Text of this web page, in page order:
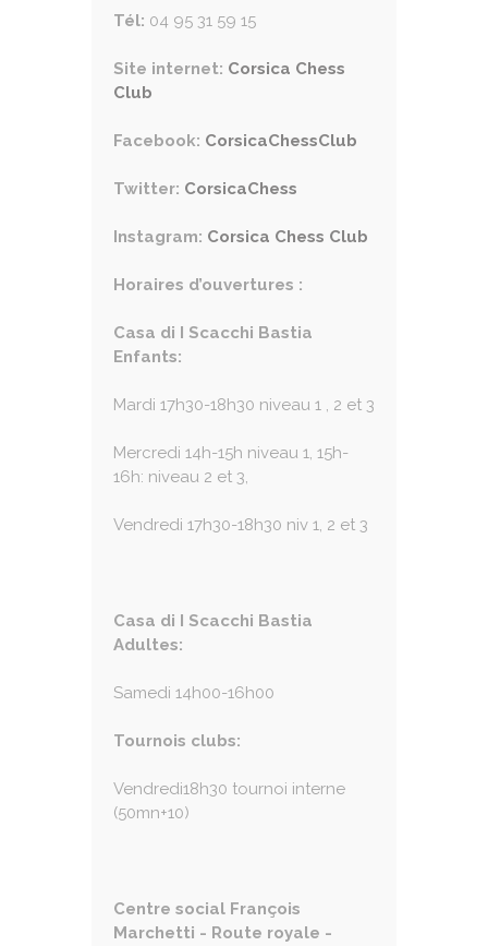
Tél: 04 95 31 59 15
Site internet: Corsica Chess
Club
Facebook: CorsicaChessClub
Twitter: CorsicaChess
Instagram: Corsica Chess Club
Horaires d’ouvertures :
Casa di I Scacchi Bastia
Enfants:
Mardi 17h30-18h30 niveau 1 , 2 et 3
Mercredi 14h-15h niveau 1, 15h-
16h: niveau 2 et 3,
Vendredi 17h30-18h30 niv 1, 2 et 3
Casa di I Scacchi Bastia
Adultes:
Samedi 14h00-16h00
Tournois clubs:
Vendredi18h30 tournoi interne
(50mn+10)
Centre social François
Marchetti - Route royale -